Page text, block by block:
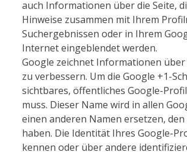
auch Informationen über die Seite,
Hinweise zusammen mit Ihrem
Suchergebnissen oder in Ihrem
Internet eingeblendet werden.
Google zeichnet Informationen
zu verbessern. Um die Google +1-
sichtbares, öffentliches Google-
muss. Dieser Name wird in allen
einen anderen Namen ersetzen,
haben. Die Identität Ihres Google-
kennen oder über andere